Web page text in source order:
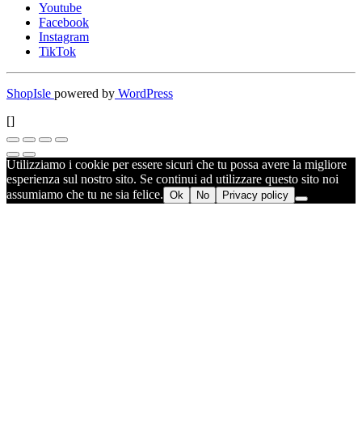
Youtube
Facebook
Instagram
TikTok
ShopIsle powered by WordPress
[]
Utilizziamo i cookie per essere sicuri che tu possa avere la migliore
esperienza sul nostro sito. Se continui ad utilizzare questo sito noi
assumiamo che tu ne sia felice. Ok No Privacy policy